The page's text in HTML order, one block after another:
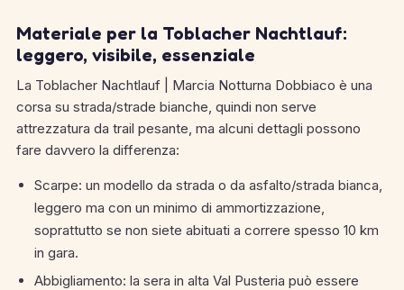
Materiale per la Toblacher Nachtlauf:
leggero, visibile, essenziale
La Toblacher Nachtlauf | Marcia Notturna Dobbiaco è una
corsa su strada/strade bianche, quindi non serve
attrezzatura da trail pesante, ma alcuni dettagli possono
fare davvero la differenza:
Scarpe: un modello da strada o da asfalto/strada bianca,
leggero ma con un minimo di ammortizzazione,
soprattutto se non siete abituati a correre spesso 10 km
in gara.
Abbigliamento: la sera in alta Val Pusteria può essere